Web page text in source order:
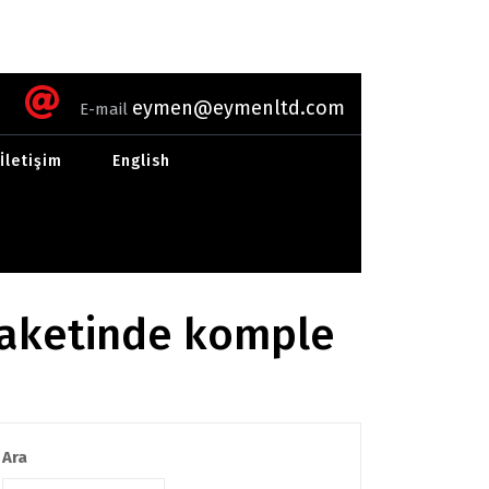
E-mail eymen@eymenltd.com
İletişim English
komple
Ara